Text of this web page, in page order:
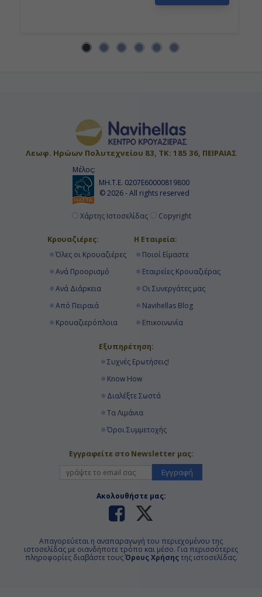
Λεωφ. Ηρώων Πολυτεχνείου 83, ΤΚ: 185 36, ΠΕΙΡΑΙΑΣ
Μέλος:
ΜΗ.Τ.Ε. 0207Ε60000819800
© 2026 - All rights reserved
Χάρτης Ιστοσελίδας Copyright
Κρουαζιέρες:
Όλες οι Κρουαζιέρες
Ανά Προορισμό
Ανά Διάρκεια
Από Πειραιά
Κρουαζιερόπλοια
Η Εταιρεία:
Ποιοί Είμαστε
Εταιρείες Κρουαζιέρας
Οι Συνεργάτες μας
Navihellas Blog
Επικοινωνία
Εξυπηρέτηση:
Συχνές Ερωτήσεις!
Know How
Διαλέξτε Σωστά
Τα Λιμάνια
Όροι Συμμετοχής
Εγγραφείτε στο Newsletter μας:
Εγγραφή
Ακολουθήστε μας:
Απαγορεύεται η αναπαραγωγή του περιεχομένου της
ιστοσελίδας με οιανδήποτε τρόπο και μέσο. Για περισσότερες
πληροφορίες διαβάστε τουςΌρους Χρήσης της ιστοσελίδας.